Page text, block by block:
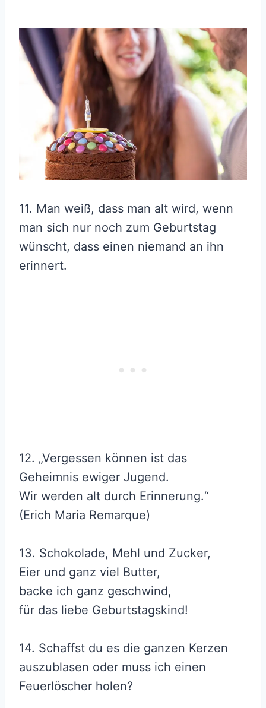
11. Man weiß, dass man alt wird, wenn
man sich nur noch zum Geburtstag
wünscht, dass einen niemand an ihn
erinnert.
12. „Vergessen können ist das
Geheimnis ewiger Jugend.
Wir werden alt durch Erinnerung.“
(Erich Maria Remarque)
13. Schokolade, Mehl und Zucker,
Eier und ganz viel Butter,
backe ich ganz geschwind,
für das liebe Geburtstagskind!
14. Schaffst du es die ganzen Kerzen
auszublasen oder muss ich einen
Feuerlöscher holen?